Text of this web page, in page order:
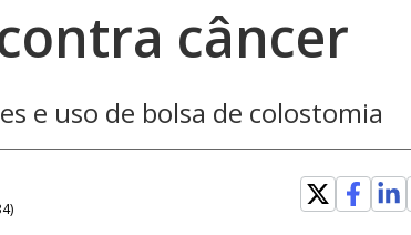
câncer
e uso de bolsa de colostomia
)